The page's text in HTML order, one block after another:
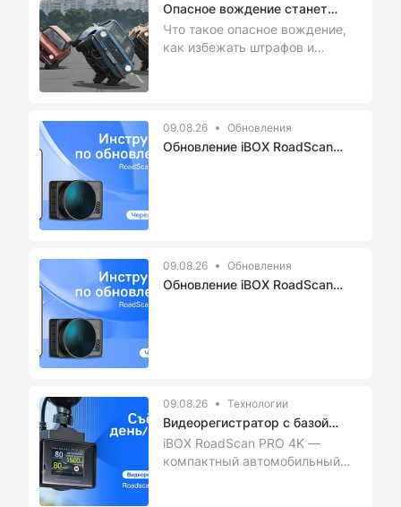
Опасное вождение станет
штрафным...
Что такое опасное вождение,
как избежать штрафов и
09.08.26 Обновления
Обновление iBOX RoadScan
09.08.26 Обновления
Обновление iBOX RoadScan
09.08.26 Технологии
Видеорегистратор с базой
камер i...
iBOX RoadScan PRO 4K —
компактный автомобильный